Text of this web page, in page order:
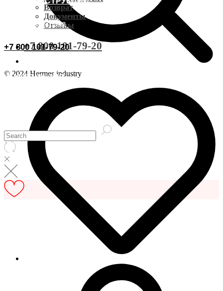
ОСТАВИТЬ ОТЗЫВ
+7 800 101-79-20
ИНФОРМАЦИЯ
Доставка CDEK
Документы
Возврат
Документы
Отзывы
+7 800 101-79-20
© 2024 Hermes industry